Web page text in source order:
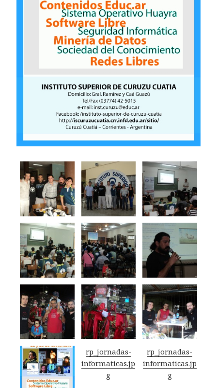
rp_jornadas-
informaticas.jp
g
rp_jornadas-
informaticas.jp
g